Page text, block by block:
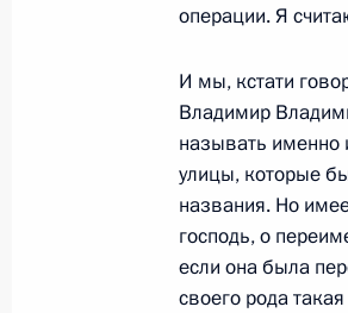
Встреча с
6 марта 2020 года,
Посещение
операции. Я
И мы, кстати
Владимир
называть именно
улицы, которые
названия. Но
господь, о
если она была
своего рода